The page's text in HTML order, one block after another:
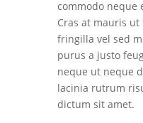
commodo neque
Cras at mauris
fringilla vel sed
purus a justo
neque ut neque
lacinia rutrum
dictum sit amet.